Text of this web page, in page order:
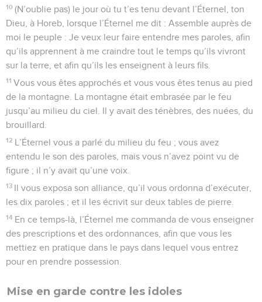
10 (N’oublie pas) le jour où tu t’es tenu devant l’Éternel, ton
Dieu, à Horeb, lorsque l’Éternel me dit : Assemble auprès de
moi le peuple : Je veux leur faire entendre mes paroles, afin
qu’ils apprennent à me craindre tout le temps qu’ils vivront
sur la terre, et afin qu’ils les enseignent à leurs fils.
11 Vous vous êtes approchés et vous vous êtes tenus au pied
de la montagne. La montagne était embrasée par le feu
jusqu’au milieu du ciel. Il y avait des ténèbres, des nuées, du
brouillard.
12 L’Éternel vous a parlé du milieu du feu ; vous avez
entendu le son des paroles, mais vous n’avez point vu de
figure ; il n’y avait qu’une voix.
13 Il vous exposa son alliance, qu’il vous ordonna d’exécuter,
les dix paroles ; et il les écrivit sur deux tables de pierre.
14 En ce temps-là, l’Éternel me commanda de vous enseigner
des prescriptions et des ordonnances, afin que vous les
mettiez en pratique dans le pays dans lequel vous entrez
pour en prendre possession.
Mise en garde contre les idoles